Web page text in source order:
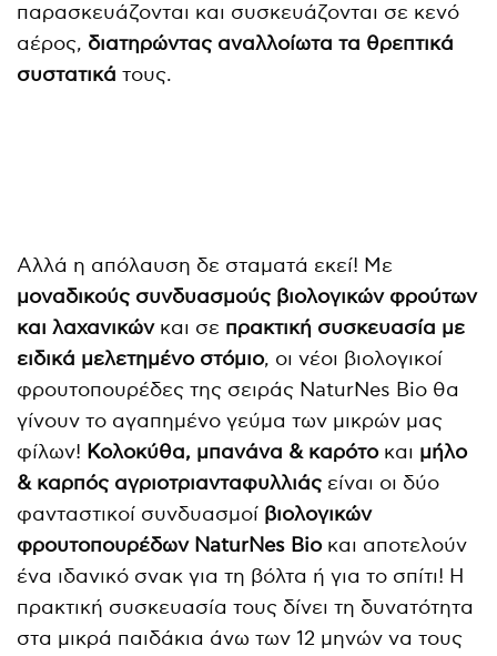
παρασκευάζονται και συσκευάζονται σε κενό
αέρος, διατηρώντας αναλλοίωτα τα θρεπτικά
συστατικάτους.
Αλλά η απόλαυση δε σταματά εκεί! Με
μοναδικούς συνδυασμούς βιολογικών φρούτων
και λαχανικώνκαι σε πρακτική συσκευασία με
ειδικά μελετημένο στόμιο, οι νέοι βιολογικοί
φρουτοπουρέδες της σειράς NaturNes Bio θα
γίνουν το αγαπημένο γεύμα των μικρών μας
φίλων! Κολοκύθα, μπανάνα & καρότοκαι μήλο
& καρπός αγριοτριανταφυλλιάς είναι οι δύο
φανταστικοί συνδυασμοί βιολογικών
φρουτοπουρέδων NaturNes Bioκαι αποτελούν
ένα ιδανικό σνακ για τη βόλτα ή για το σπίτι! Η
πρακτική συσκευασία τους δίνει τη δυνατότητα
στα μικρά παιδάκια άνω των 12 μηνών να τους